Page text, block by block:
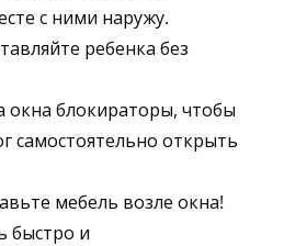
с ними наружу.
ребенка без
окна блокираторы, чтобы
самостоятельно открыть
мебель возле окна!
быстро и